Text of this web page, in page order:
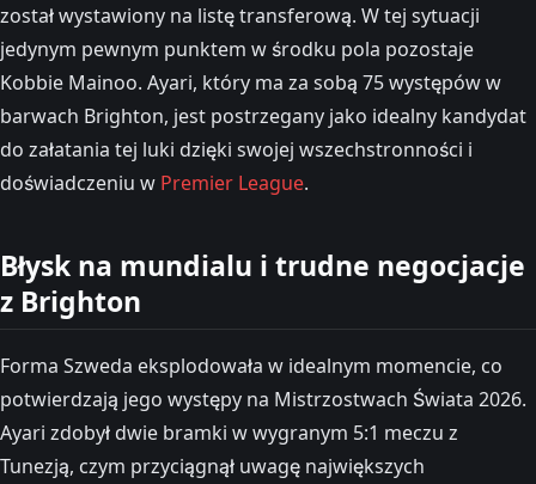
został wystawiony na listę transferową. W tej sytuacji
jedynym pewnym punktem w środku pola pozostaje
Kobbie Mainoo. Ayari, który ma za sobą 75 występów w
barwach Brighton, jest postrzegany jako idealny kandydat
do załatania tej luki dzięki swojej wszechstronności i
doświadczeniu w Premier League.
Błysk na mundialu i trudne negocjacje
z Brighton
Forma Szweda eksplodowała w idealnym momencie, co
potwierdzają jego występy na Mistrzostwach Świata 2026.
Ayari zdobył dwie bramki w wygranym 5:1 meczu z
Tunezją, czym przyciągnął uwagę największych